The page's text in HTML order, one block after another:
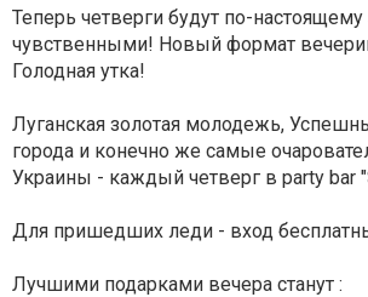
Теперь четверги будут по-
чувственными! Новый формат
Голодная утка!
Луганская золотая молодежь,
города и конечно же самые
Украины - каждый четверг в party bar
Для пришедших леди - вход
Лучшими подарками вечера станут :